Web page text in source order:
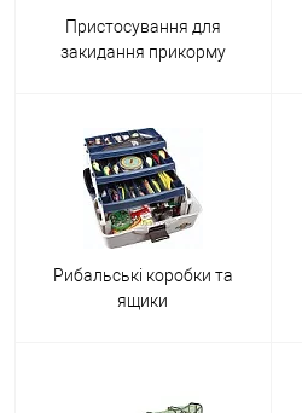
Пристосування для
закидання прикорму
Рибальські коробки та
ящики